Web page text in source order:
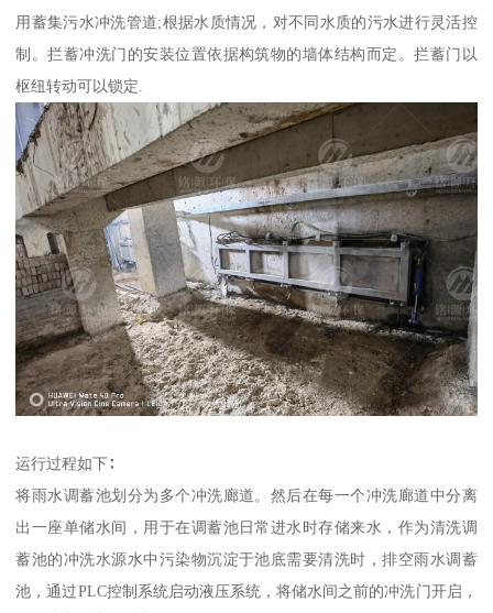
用蓄集污水冲洗管道;根据水质情况，对不同水质的污水进行灵活控
制。拦蓄冲洗门的安装位置依据构筑物的墙体结构而定。拦蓄门以
枢纽转动可以锁定.
运行过程如下∶
将雨水调蓄池划分为多个冲洗廊道。然后在每一个冲洗廊道中分离
出一座单储水间，用于在调蓄池日常进水时存储来水，作为清洗调
蓄池的冲洗水源水中污染物沉淀于池底需要清洗时，排空雨水调蓄
池，通过PLC控制系统启动液压系统，将储水间之前的冲洗门开启，